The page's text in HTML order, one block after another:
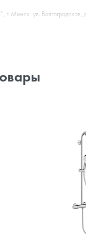
Минск, ул. Волгоградская,